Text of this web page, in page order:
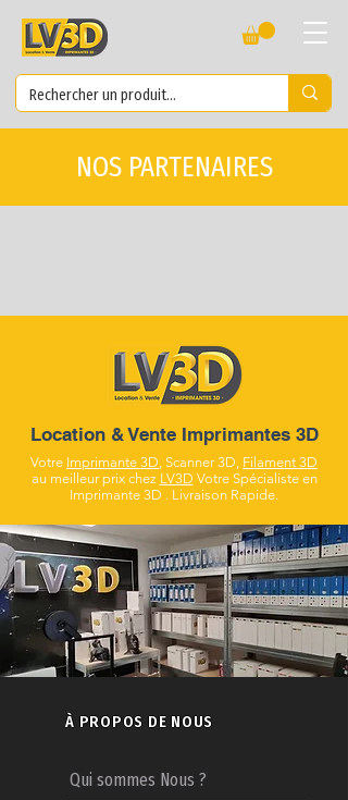
NOS PARTENAIRES
Location & Vente Imprimantes 3D
Votre Imprimante 3D , Scanner 3D, Filament 3D
au meilleur prix chez LV3D Votre Spécialiste en
Imprimante 3D . Livraison Rapide.
À PROPOS DE NOUS
Qui sommes Nous ?